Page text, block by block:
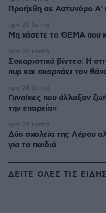
Προήχθη σε Αστυνόμο Α'
Μη χάσετε το ΘΕΜΑ που
πριν 20 λεπτά
Σοκαριστικό βίντεο: Η
πυρ και σκορπάει τον
πριν 22 λεπτά
Γυναίκες που άλλαξαν
την επαρχία»
πριν 28 λεπτά
Δύο σχολεία της Λέρου
για τα παιδιά
πριν 29 λεπτά
ΔΕΙΤΕ ΟΛΕΣ ΤΙΣ